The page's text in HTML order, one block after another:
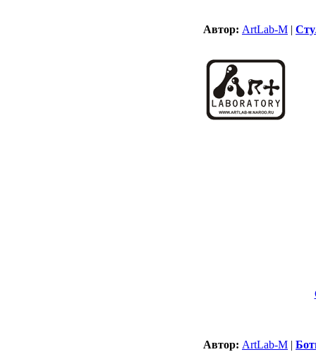
Автор: ArtLab-M |
Автор: ArtLab-M |